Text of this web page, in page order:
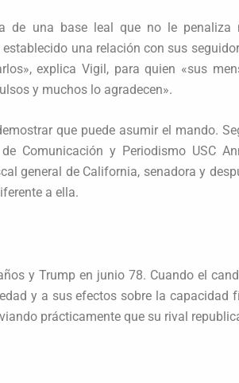
de una base leal que no le
una relación con sus
explica Vigil, para quien «sus
y muchos lo agradecen».
que puede asumir el mando.
Comunicación y Periodismo USC
general de California, senadora y
a ella.
y Trump en junio 78. Cuando el
y a sus efectos sobre la capacidad
prácticamente que su rival